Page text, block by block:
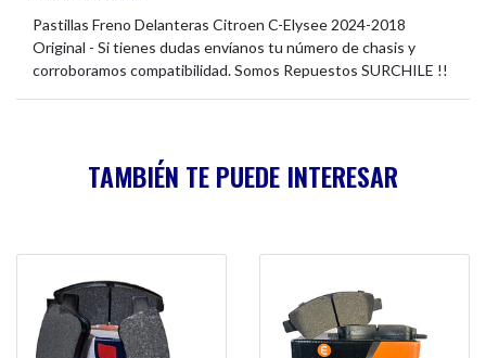
Pastillas Freno Delanteras Citroen C-Elysee 2024-2018
Original - Si tienes dudas envíanos tu número de chasis y
corroboramos compatibilidad. Somos Repuestos SURCHILE !!
TAMBIÉN TE PUEDE INTERESAR